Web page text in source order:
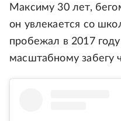
Максиму 30 лет,
он увлекается со
пробежал в 2017
масштабному забегу